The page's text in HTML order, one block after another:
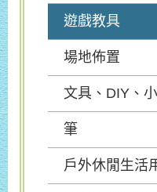
遊戲教具
場地佈置
文具、DIY、
筆
戶外休閒生活